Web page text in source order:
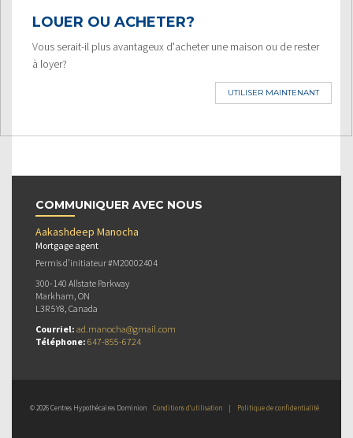
LOUER OU ACHETER?
Vous serait-il plus avantageux d'acheter une maison ou de rester
à loyer?
UTILISER MAINTENANT
COMMUNIQUER AVEC NOUS
Aakashdeep Manocha
Mortgage agent
Permis d’initiateur #M20002404
300-140 Allstate Parkway
Markham, ON
L3R 5Y8, Canada
Courriel: ad.manocha@gmail.com
Téléphone: 647-855-6724
© 2026 Centres Hypothécaires Dominion Conditions d’utilisation | Politique de confidentialité